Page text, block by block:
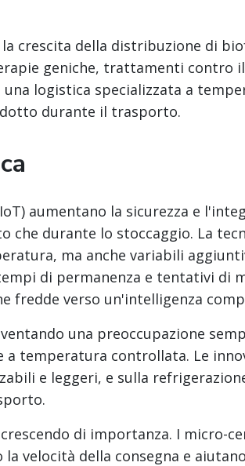
crescita della distribuzione di
geniche, trattamenti contro il
una logistica specializzata a
durante il trasporto.
aumentano la sicurezza e
durante lo stoccaggio. La
ma anche variabili
di permanenza e tentativi di
fredde verso un'intelligenza
una preoccupazione
temperatura controllata. Le
e leggeri, e sulla
di importanza. I micro-
velocità della consegna e